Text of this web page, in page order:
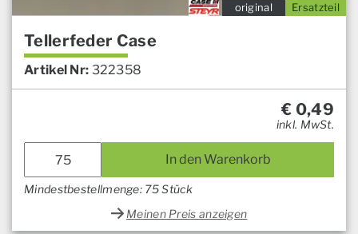
Ersatzteil
original
Tellerfeder Case
Artikel Nr: 322358
€ 0,49
inkl. MwSt.
In den Warenkorb
Mindestbestellmenge: 75 Stück
Meinen Preis anzeigen